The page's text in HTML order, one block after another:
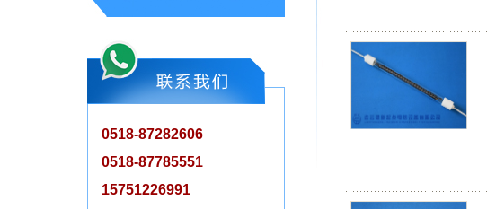
0518-87282606
0518-87785551
15751226991